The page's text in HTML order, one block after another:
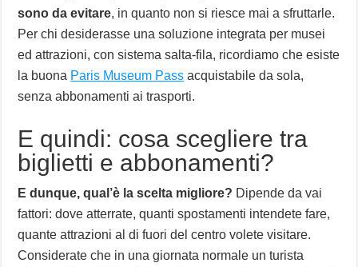
sono da evitare, in quanto non si riesce mai a sfruttarle.
Per chi desiderasse una soluzione integrata per musei
ed attrazioni, con sistema salta-fila, ricordiamo che esiste
la buona Paris Museum Pass acquistabile da sola,
senza abbonamenti ai trasporti.
E quindi: cosa scegliere tra
biglietti e abbonamenti?
E dunque, qual’è la scelta migliore? Dipende da vai
fattori: dove atterrate, quanti spostamenti intendete fare,
quante attrazioni al di fuori del centro volete visitare.
Considerate che in una giornata normale un turista